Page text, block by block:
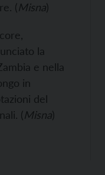
(Misna)
la
e nella
in
del
(Misna)